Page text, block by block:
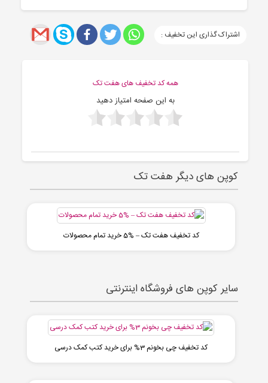
اشتراک گذاری این تخفیف :
همه کد تخفیف های هفت تک
به این صفحه امتیاز دهید
کوپن های دیگر هفت تک
کد تخفیف هفت تک – %5 خرید تمام محصولات
سایر کوپن های فروشگاه اینترنتی
کد تخفیف چی بخونم 3% برای خرید کتب کمک درسی